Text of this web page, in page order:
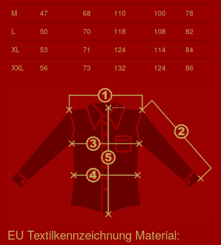
M
47 68 110 100
78
L
50 70 118 108
82
XL
53 71 124 114
84
XXL
56 73 132 124 86
EU Textilkennzeichnung Material: